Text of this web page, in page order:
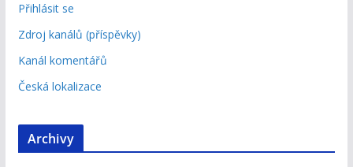
Přihlásit se
Zdroj kanálů (příspěvky)
Kanál komentářů
Česká lokalizace
Archivy